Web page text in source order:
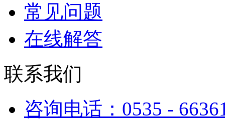
常见问题
在线解答
联系我们
咨询电话：0535 -